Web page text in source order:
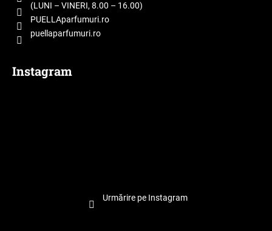
(LUNI – VINERI, 8.00 – 16.00)
PUELLAparfumuri.ro
puellaparfumuri.ro
Instagram
Urmărire pe Instagram